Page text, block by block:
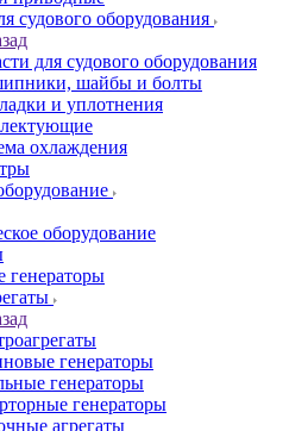
судового оборудования
для судового оборудования
шайбы и болты
и уплотнения
охлаждения
оборудование
генераторы
генераторы
генераторы
генераторы
агрегаты